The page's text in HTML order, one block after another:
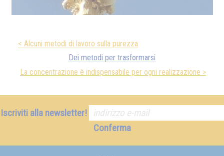
< Alcuni metodi di lavoro sulla purezza
Dei metodi per trasformarsi
La concentrazione è indispensabile per ogni realizzazione >
Iscriviti alla newsletter!
Conferma